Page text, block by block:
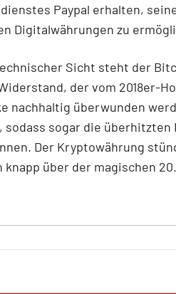
Paypal erhalten,
Digitalwährungen zu
Sicht steht der
der vom 2018er-
nachhaltig überwunden
sodass sogar die
Der Kryptowährung
knapp über der magischen